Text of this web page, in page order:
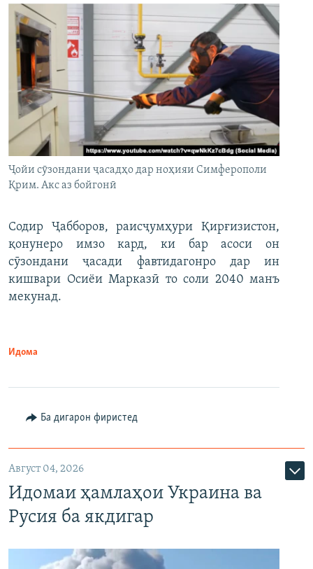
Ҷойи сӯзондани ҷасадҳо дар ноҳияи Симферополи
Қрим. Акс аз бойгонӣ
Содир Ҷабборов, раисҷумҳури Қирғизистон,
қонунеро имзо кард, ки бар асоси он
сӯзондани ҷасади фавтидагонро дар ин
кишвари Осиёи Марказӣ то соли 2040 манъ
мекунад.
Идома
Ба дигарон фиристед
Август 04, 2026
Идомаи ҳамлаҳои Украина ва
Русия ба якдигар